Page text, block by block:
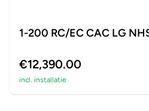
1-200 RC/EC CAC LG
€12,390.00
incl. installatie